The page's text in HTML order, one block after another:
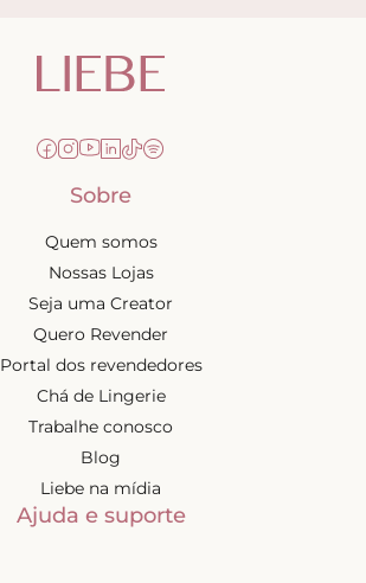
Sobre
Quem somos
Nossas Lojas
Seja uma Creator
Quero Revender
Portal dos revendedores
Chá de Lingerie
Trabalhe conosco
Blog
Liebe na mídia
Ajuda e suporte